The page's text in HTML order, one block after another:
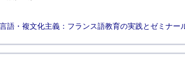
語・複文化主義：フランス語教育の実践とゼミナー